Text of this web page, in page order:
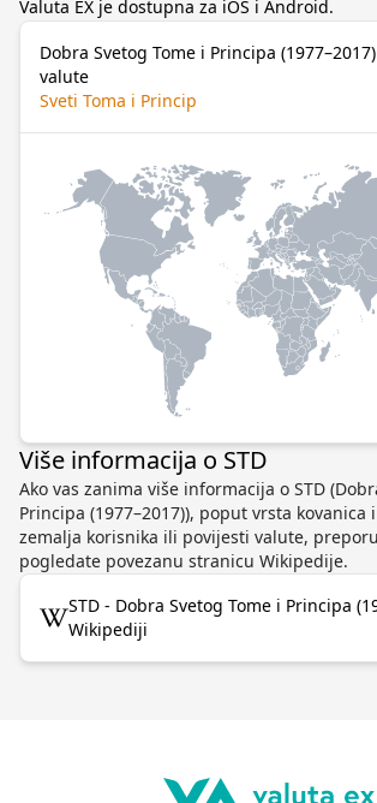
Valuta EX je dostupna za iOS i Android.
Dobra Svetog Tome i Principa
valute
Sveti Toma i Princip
Više informacija o STD
Ako vas zanima više informacija o STD
Principa (1977–2017)), poput vrsta kovanica
zemalja korisnika ili povijesti valute,
pogledate povezanu stranicu Wikipedije.
STD - Dobra Svetog Tome i Principa
Wikipediji